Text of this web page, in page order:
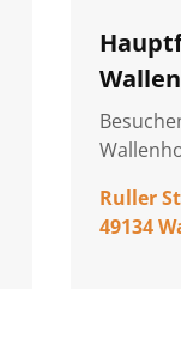
Ruller
49134